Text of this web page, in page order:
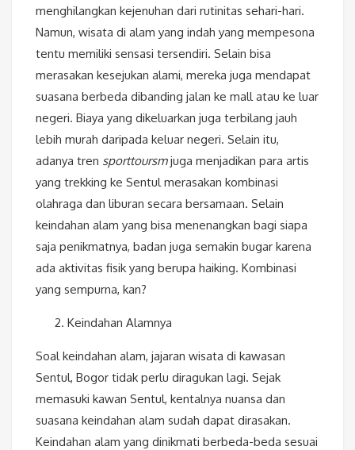
menghilangkan kejenuhan dari rutinitas sehari-hari.
Namun, wisata di alam yang indah yang mempesona
tentu memiliki sensasi tersendiri. Selain bisa
merasakan kesejukan alami, mereka juga mendapat
suasana berbeda dibanding jalan ke mall atau ke luar
negeri. Biaya yang dikeluarkan juga terbilang jauh
lebih murah daripada keluar negeri. Selain itu,
adanya tren sporttoursmjuga menjadikan para artis
yang trekking ke Sentul merasakan kombinasi
olahraga dan liburan secara bersamaan. Selain
keindahan alam yang bisa menenangkan bagi siapa
saja penikmatnya, badan juga semakin bugar karena
ada aktivitas fisik yang berupa haiking. Kombinasi
yang sempurna, kan?
Keindahan Alamnya
Soal keindahan alam, jajaran wisata di kawasan
Sentul, Bogor tidak perlu diragukan lagi. Sejak
memasuki kawan Sentul, kentalnya nuansa dan
suasana keindahan alam sudah dapat dirasakan.
Keindahan alam yang dinikmati berbeda-beda sesuai